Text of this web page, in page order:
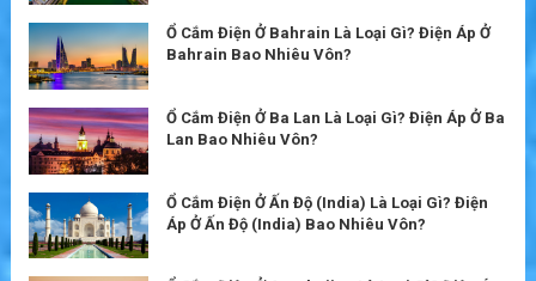
Ổ Cắm Điện Ở Bahrain Là Loại Gì? Điện Áp Ở
Bahrain Bao Nhiêu Vôn?
Ổ Cắm Điện Ở Ba Lan Là Loại Gì? Điện Áp Ở Ba
Lan Bao Nhiêu Vôn?
Ổ Cắm Điện Ở Ấn Độ (India) Là Loại Gì? Điện
Áp Ở Ấn Độ (India) Bao Nhiêu Vôn?